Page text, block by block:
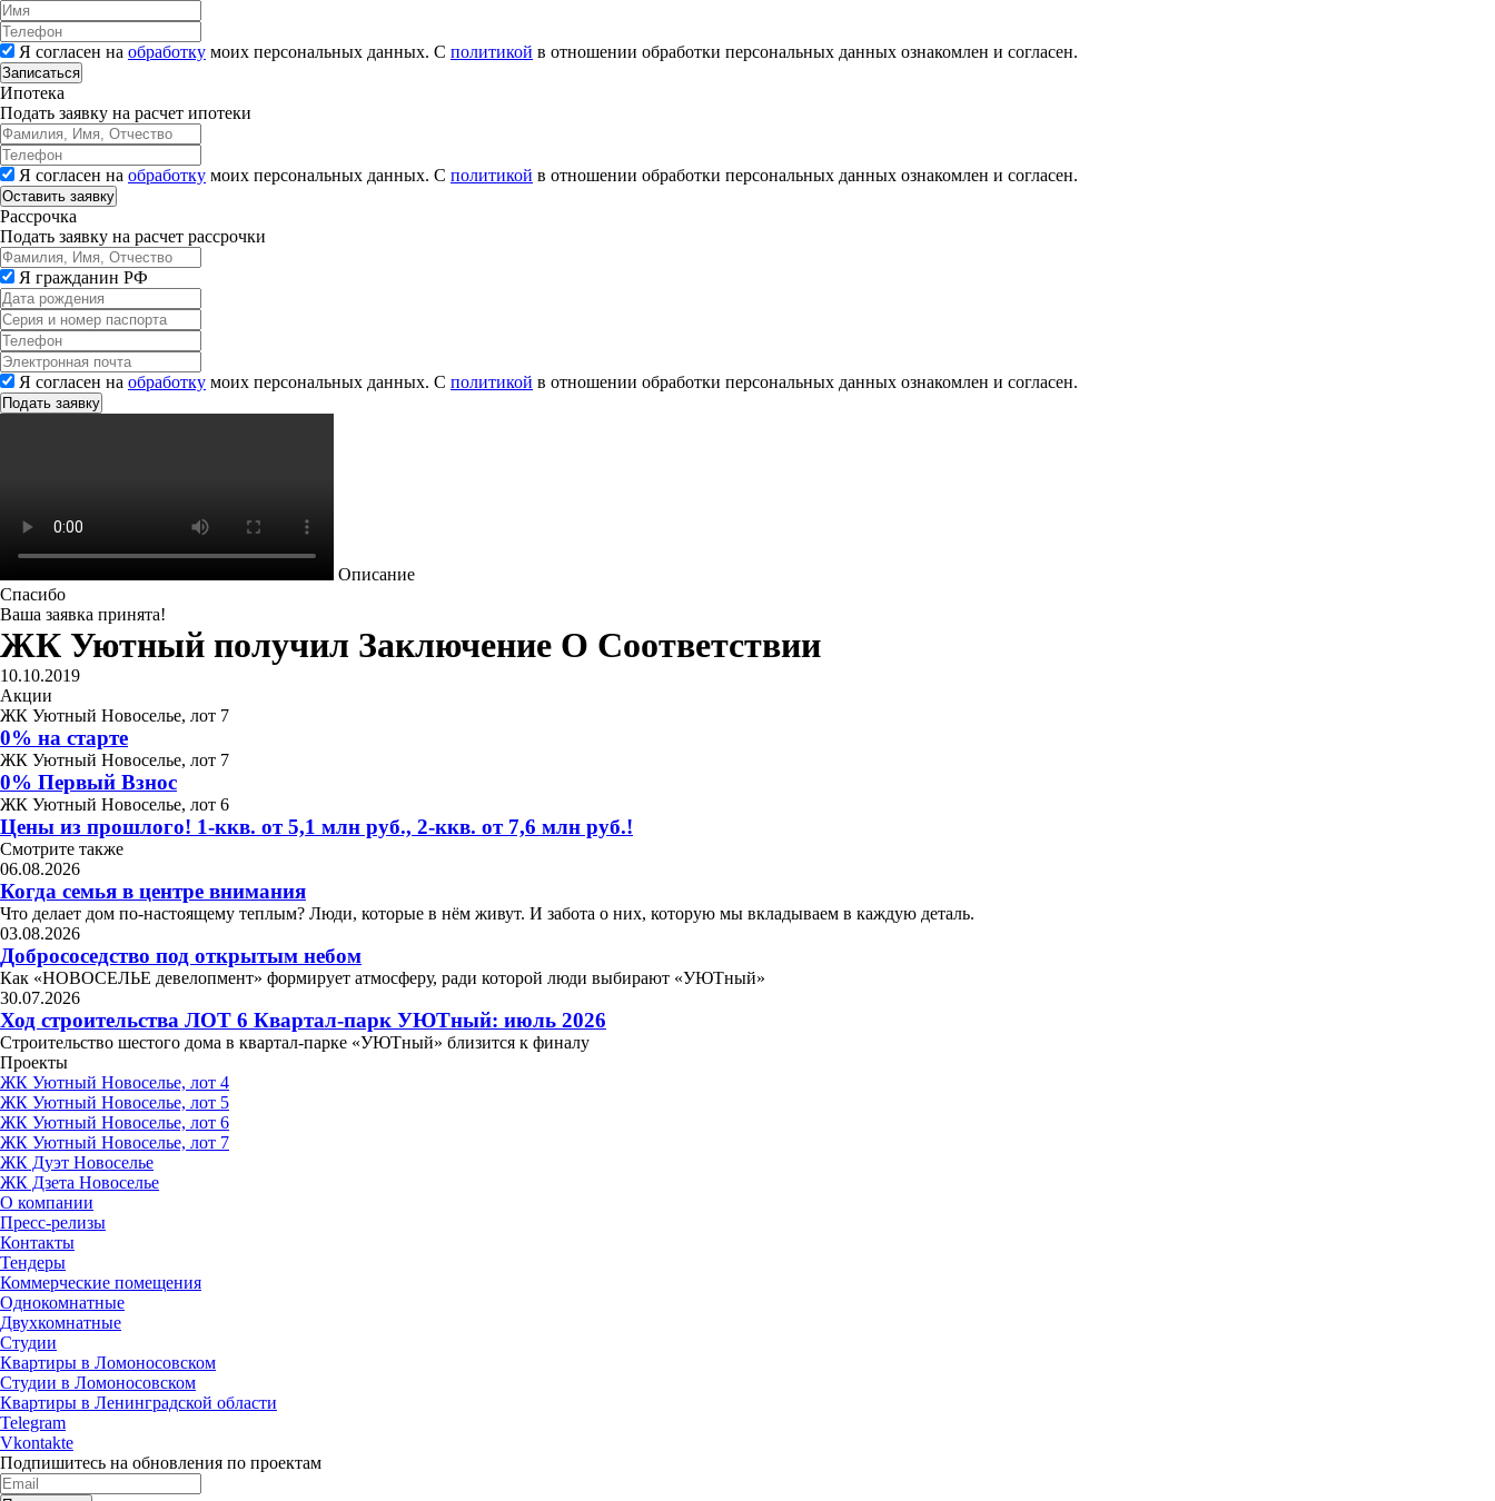
Я согласен на обработку моих персональных данных. С политикой в отношении обработки персональных данных ознакомлен и согласен.
Записаться
Ипотека
Подать заявку на расчет ипотеки
Я согласен на обработку моих персональных данных. С политикой в отношении обработки персональных данных ознакомлен и согласен.
Рассрочка
Подать заявку на расчет рассрочки
Я гражданин РФ
Я согласен на обработку моих персональных данных. С политикой в отношении обработки персональных данных ознакомлен и согласен.
Описание
Спасибо
Ваша заявка принята!
ЖК Уютный получил Заключение О Соответствии
10.10.2019
Акции
ЖК Уютный Новоселье, лот 7
0% на старте
ЖК Уютный Новоселье, лот 7
0% Первый Взнос
ЖК Уютный Новоселье, лот 6
Цены из прошлого! 1-ккв. от 5,1 млн руб., 2-ккв. от 7,6 млн руб.!
Смотрите также
06.08.2026
Когда семья в центре внимания
Что делает дом по-настоящему теплым? Люди, которые в нём живут. И забота о них, которую мы вкладываем в каждую деталь.
03.08.2026
Добрососедство под открытым небом
Как «НОВОСЕЛЬЕ девелопмент» формирует атмосферу, ради которой люди выбирают «УЮТный»
30.07.2026
Ход строительства ЛОТ 6 Квартал-парк УЮТный: июль 2026
Строительство шестого дома в квартал-парке «УЮТный» близится к финалу
Проекты
ЖК Уютный Новоселье, лот 4
ЖК Уютный Новоселье, лот 5
ЖК Уютный Новоселье, лот 6
ЖК Уютный Новоселье, лот 7
ЖК Дуэт Новоселье
ЖК Дзета Новоселье
О компании
Пресс-релизы
Контакты
Тендеры
Коммерческие помещения
Однокомнатные
Двухкомнатные
Студии
Квартиры в Ломоносовском
Студии в Ломоносовском
Квартиры в Ленинградской области
Telegram
Vkontakte
Подпишитесь на обновления по проектам